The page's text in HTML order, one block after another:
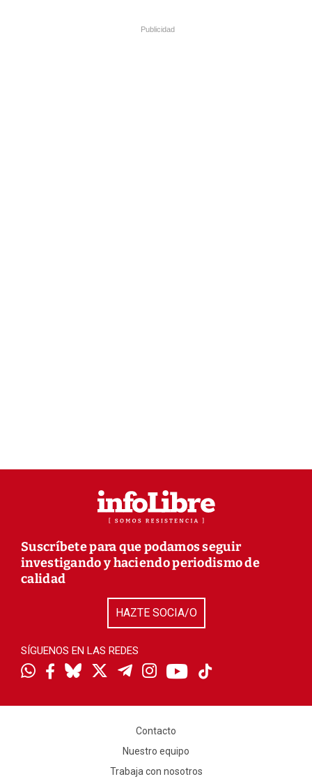
Publicidad
Suscríbete para que podamos seguir
investigando y haciendo periodismo de
calidad
HAZTE SOCIA/O
SÍGUENOS EN LAS REDES
Contacto
Nuestro equipo
Trabaja con nosotros